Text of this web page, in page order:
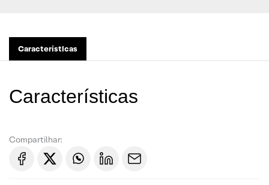
Características
Características
Compartilhar: